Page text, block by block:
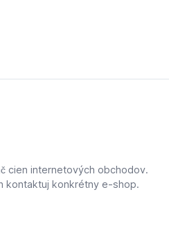
cien internetových obchodov.
kontaktuj konkrétny e-shop.